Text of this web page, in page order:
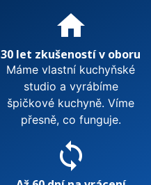
home
30 let zkušeností v oboru
Máme vlastní kuchyňské
studio a vyrábíme
špičkové kuchyně. Víme
přesně, co funguje.
sync